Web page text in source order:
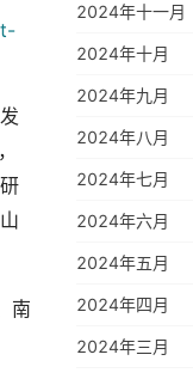
南
2024年十一月
2024年十月
2024年九月
2024年八月
2024年七月
2024年六月
2024年五月
2024年四月
2024年三月